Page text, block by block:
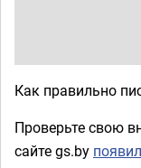
Как правильно
Проверьте свою
сайте gs.by